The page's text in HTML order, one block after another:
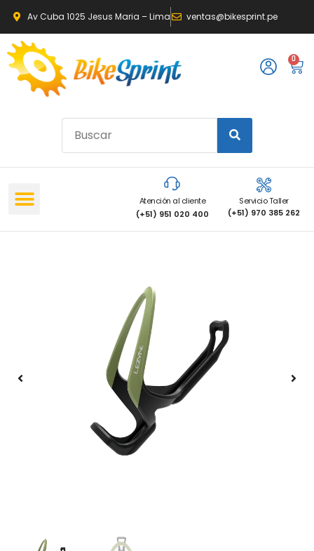
Av Cuba 1025 Jesus Maria – Lima ventas@bikesprint.pe
0
Atención al cliente
(+51) 951 020 400
Servicio Taller
(+51) 970 385 262